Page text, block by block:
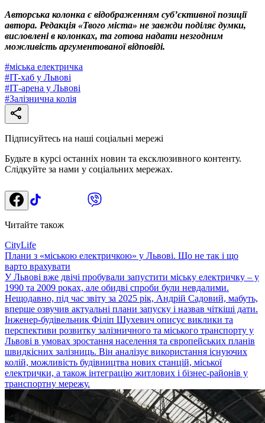
Авторська колонка є відображенням суб’єктивної позиції
автора. Редакція «Твого міста» не завжди поділяє думки,
висловлені в колонках, та готова надати незгодним
можливість аргументованої відповіді.
#міська електричка
#IT-хаб у Львові
#ІТ-арена у Львові
#Залізнична колія
Підписуйтесь на наші соціальні мережі
Будьте в курсі останніх новин та ексклюзивного контенту.
Слідкуйте за нами у соціальних мережах.
Читайте також
CityLife
Плани з «міською електричкою» у Львові. Що не так і що
варто врахувати
У Львові вже двічі пробували запустити міську електричку – у
1990 та 2009 роках, але обидві спроби були невдалими.
Нещодавно, під час звіту за 2025 рік, Андрій Садовий, мабуть,
вперше озвучив актуальні плани запуску і назвав чіткіші дати.
Інженер-будівельник Філіп Шухевич описує виклики та
перспективи розвитку залізничного та міського транспорту у
Львові в умовах зростання населення та європейських планів
швидкісних залізниць. Він аналізує використання існуючих
колій, можливість будівництва нових станцій, міської
електрички, а також інтеграцію житлових і бізнес-районів у
транспортну мережу.